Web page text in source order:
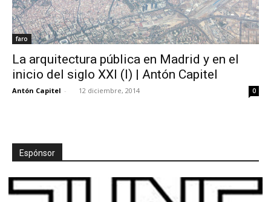
faro
La arquitectura pública en Madrid y en el
inicio del siglo XXI (I) | Antón Capitel
Antón Capitel - 12 diciembre, 2014 0
Espónsor